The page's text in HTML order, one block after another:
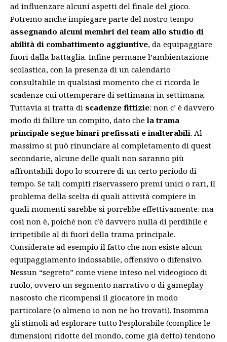
ad influenzare alcuni aspetti del finale del gioco.
Potremo anche impiegare parte del nostro tempo
assegnando alcuni membri del team allo studio di
abilità di combattimento aggiuntive, da equipaggiare
fuori dalla battaglia. Infine permane l’ambientazione
scolastica, con la presenza di un calendario
consultabile in qualsiasi momento che ci ricorda le
scadenze cui ottemperare di settimana in settimana.
Tuttavia si tratta di scadenze fittizie: non c’ è davvero
modo di fallire un compito, dato chela trama
principale segue binari prefissati e inalterabili. Al
massimo si può rinunciare al completamento di quest
secondarie, alcune delle quali non saranno più
affrontabili dopo lo scorrere di un certo periodo di
tempo. Se tali compiti riservassero premi unici o rari, il
problema della scelta di quali attività compiere in
quali momenti sarebbe si porrebbe effettivamente: ma
così non è, poiché non c’è davvero nulla di perdibile e
irripetibile al di fuori della trama principale.
Considerate ad esempio il fatto che non esiste alcun
equipaggiamento indossabile, offensivo o difensivo.
Nessun “segreto” come viene inteso nel videogioco di
ruolo, ovvero un segmento narrativo o di gameplay
nascosto che ricompensi il giocatore in modo
particolare (o almeno io non ne ho trovati). Insomma
gli stimoli ad esplorare tutto l’esplorabile (complice le
dimensioni ridotte del mondo, come già detto) tendono